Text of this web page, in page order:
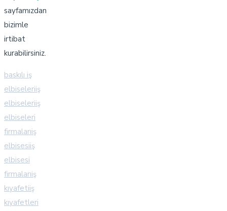
sayfamızdan
bizimle
irtibat
kurabilirsiniz.
baskılı iş
elbiseleriiş
elbiseleriiş
elbiseleri
firmalarıiş
elbisesiiş
elbisesi
firmalarıiş
kıyafetiiş
kıyafetleri